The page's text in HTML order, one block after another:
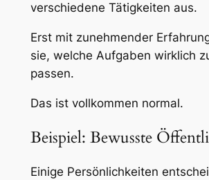
verschiedene Tätigkeiten aus.
Erst mit zunehmender
sie, welche Aufgaben wirklich
passen.
Das ist vollkommen normal.
Beispiel: Bewusste
Einige Persönlichkeiten